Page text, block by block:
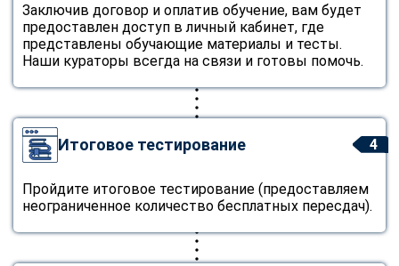
Заключив договор и оплатив обучение, вам будет
предоставлен доступ в личный кабинет, где
представлены обучающие материалы и тесты.
Наши кураторы всегда на связи и готовы помочь.
4
Итоговое тестирование
Пройдите итоговое тестирование (предоставляем
неограниченное количество бесплатных пересдач).